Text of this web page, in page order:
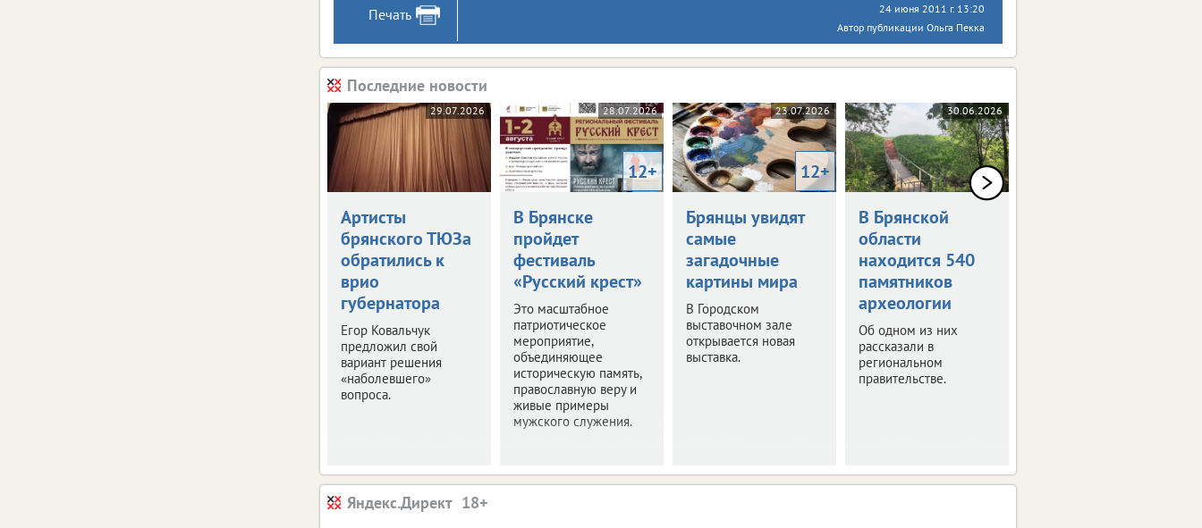
Печать
24 июня 2011 г. 13:20
Автор публикации Ольга Пекка
Последние новости
29.07.2026
Артисты
брянского ТЮЗа
обратились к
врио
губернатора
Егор Ковальчук
предложил свой
вариант решения
«наболевшего»
вопроса.
28.07.2026
12+
В Брянске
пройдет
фестиваль
«Русский крест»
Это масштабное
патриотическое
мероприятие,
объединяющее
историческую память,
православную веру и
живые примеры
мужского служения.
23.07.2026
12+
Брянцы увидят
самые
загадочные
картины мира
В Городском
выставочном зале
открывается новая
выставка.
30.06.2026
В Брянской
области
находится 540
памятников
археологии
Об одном из них
рассказали в
региональном
правительстве.
Яндекс.Директ